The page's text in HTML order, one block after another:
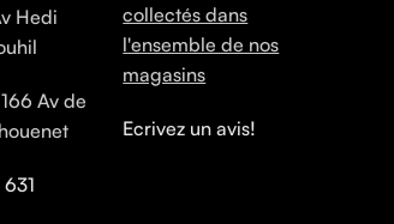
Hedi
Av de
collectés dans
l'ensemble de nos
magasins
Ecrivez un avis!